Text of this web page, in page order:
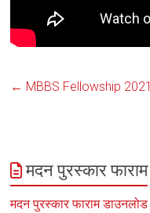
← MBBS Fellowship
मदन पुरस्कार फाराम
मदन पुरस्कार फाराम डाउनलोड